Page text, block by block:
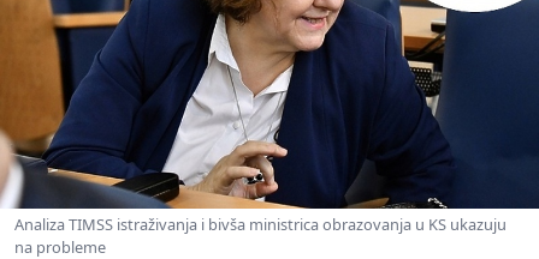
Analiza TIMSS istraživanja i bivša ministrica obrazovanja u KS ukazuju
na probleme